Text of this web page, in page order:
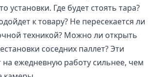
установки. Где будет стоять тара?
к товару? Не пересекается ли
техникой? Можно ли открыть
соседних паллет? Эти
ежедневную работу сильнее, чем